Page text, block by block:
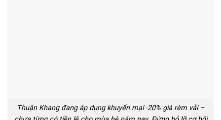
Thuận Khang đang áp dụng khuyến mại -20% giá rèm vải –